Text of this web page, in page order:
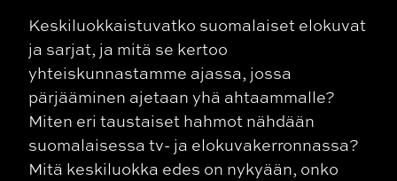
Keskiluokkaistuvatko suomalaiset elokuvat
ja sarjat, ja mitä se kertoo
yhteiskunnastamme ajassa, jossa
pärjääminen ajetaan yhä ahtaammalle?
Miten eri taustaiset hahmot nähdään
suomalaisessa tv- ja elokuvakerronnassa?
Mitä keskiluokka edes on nykyään, onko